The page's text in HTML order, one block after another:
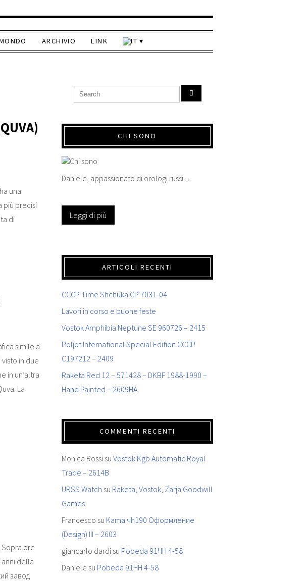
ARCHIVIO LINK
una
più precisi
di
simile a
in due
in un’altra
La
Sopra ore
della
завод
CHI SONO
Daniele, appassionato di orologi russi....
Leggi di più
ARTICOLI RECENTI
CCCP Time Shchuka CP 7031-04
Lavori in corso e buone feste
Vostok Amphibia Neptune SE 960726 – 2415
Poljot International Special Edition CCCP
C197212 – 2409
Raketa Red 12 – 571428 – DKBF 1988-1990 –
Hand Painted – 2609HA
COMMENTI RECENTI
Monica Rossi su Vostok Kgb Automatic Royal
Trade – 2614B
URSS Watch su Raketa, Vostok, Zarja Goodwill
Games
Francesco su Kama чh190 Oформление
(Design) III – 2603
giancarlo dardi su Pobeda 91ЧН 4-58
Daniele su Pobeda 91ЧН 4-58